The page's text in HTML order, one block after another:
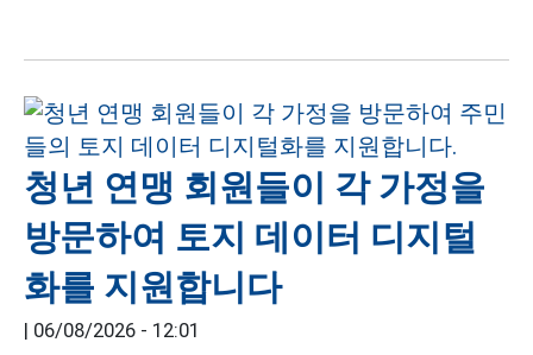
청년 연맹 회원들이 각 가정을
방문하여 토지 데이터 디지털
화를 지원합니다
06/08/2026 - 12:01